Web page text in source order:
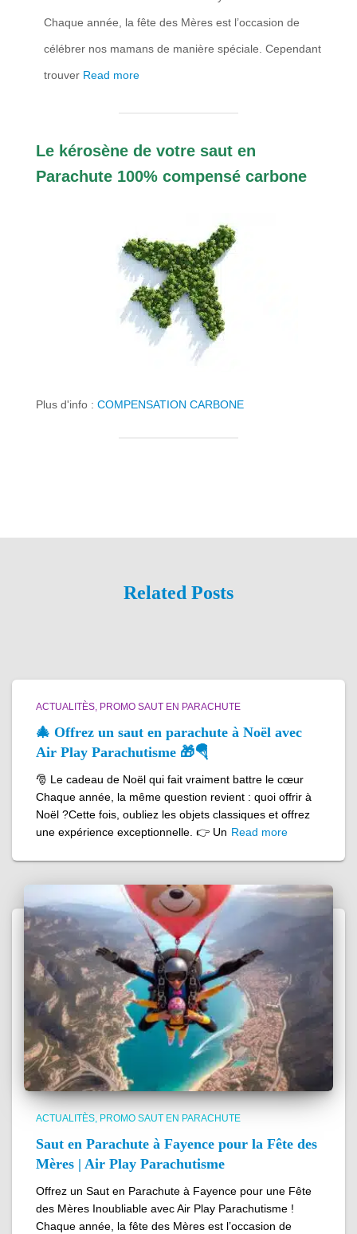
Chaque année, la fête des Mères est l’occasion de
célébrer nos mamans de manière spéciale. Cependant
trouver Read more
Le kérosène de votre saut en
Parachute 100% compensé carbone
Plus d'info : COMPENSATION CARBONE
Related Posts
ACTUALITÈS PROMO SAUT EN PARACHUTE
🎄 Offrez un saut en parachute à Noël avec
Air Play Parachutisme 🎁🪂
🎅 Le cadeau de Noël qui fait vraiment battre le cœur
Chaque année, la même question revient : quoi offrir à
Noël ?Cette fois, oubliez les objets classiques et offrez
une expérience exceptionnelle. 👉 Un Read more
ACTUALITÈS PROMO SAUT EN PARACHUTE
Saut en Parachute à Fayence pour la Fête des
Mères | Air Play Parachutisme
Offrez un Saut en Parachute à Fayence pour une Fête
des Mères Inoubliable avec Air Play Parachutisme !
Chaque année, la fête des Mères est l’occasion de